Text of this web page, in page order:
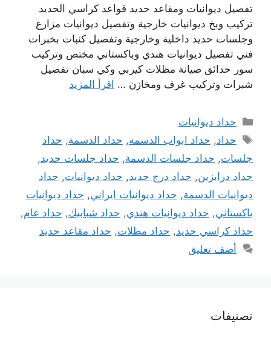
تفصيل ديوانيات ومقاعد حديد قواعد كراسي الحديد
تركيب وبخ ديوانيات خارجية وتفصيل ديوانيات مزارع
وجلسات حديد داخلية وخارجية وتفصيل كنبات بخبرات
فني تفصيل ديوانيات هندي وباكستاني مختص وتركيب
سور حدائق صيانة مظلات كيربي وكي سبان تفصيل
شبرات وتركيب غرف ومخازن … اقرأ المزيد
التصنيفات
حداد ديوانيات
الوسوم
حداد, حداد ابواب الدسمة, حداد الدسمة, حداد
جلسات, حداد جلسات الدسمة, حداد جلسات حديد,
حداد درابزين, حداد درج حديد, حداد ديوانيات, حداد
ديوانيات الدسمة, حداد ديوانيات ايراني, حداد ديوانيات
باكستاني, حداد ديوانيات هندي, حداد شبابيك, حداد عام,
حداد كراسي حديد, حداد مظلات, حداد مقاعد حديد
أضف تعليق
تصنيفات